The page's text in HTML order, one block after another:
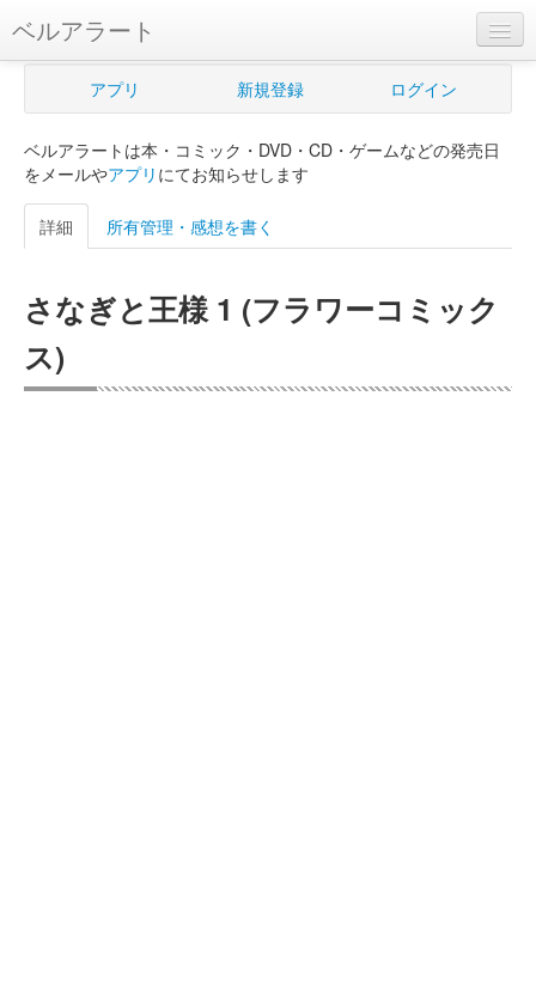
ベルアラート
ベルアラートとは
新規登録
ログイン
購入管理
Myシェルフ
アプリ 新規登録 ログイン
ベルアラートは本・コミック・DVD・CD・ゲームなどの発売日
をメールやアプリ にてお知らせします
詳細 所有管理・感想を書く
さなぎと王様 1 (フラワーコミック
ス)